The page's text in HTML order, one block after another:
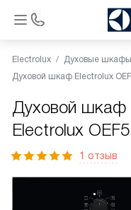
Electrolux Духовые шкафы
Духовой шкаф Electrolux
Духовой шкаф
Electrolux
1 отзыв